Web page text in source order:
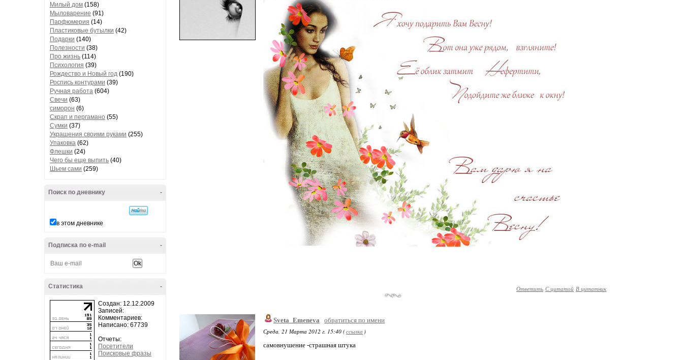
Милый дом (158)
Мыловарение (91)
Парфюмерия (14)
Пластиковые бутылки (42)
Подарки (140)
Полезности (38)
Про жизнь (114)
Психология (39)
Рождество и Новый год (190)
Роспись контурами (39)
Ручная работа (604)
Свечи (63)
симорон (6)
Скрап и пергамано (55)
Сумки (37)
Украшения своими руками (255)
Упаковка (62)
Флешки (24)
Чего бы еще выпить (40)
Шьем сами (259)
-
Поиск по дневнику
в этом дневнике
-
Подписка по e-mail
-
Статистика
Создан: 12.12.2009
Записей:
Комментариев:
Написано: 67739
Отчеты:
Посетители
Поисковые фразы
Ответить С цитатой В цитатник
Sveta_Emeneva
обратиться по имени
Среда, 21 Марта 2012 г. 15:40 (ссылка )
самовнушение -страшная штука